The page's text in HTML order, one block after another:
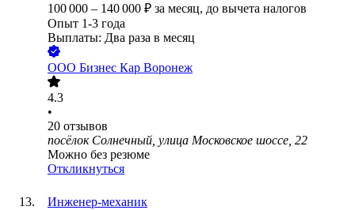
100 000 – 140 000 ₽ за месяц, до вычета налогов
Опыт 1-3 года
Выплаты: Два раза в месяц
ООО Бизнес Кар Воронеж
4.3
•
20 отзывов
посёлок Солнечный, улица Московское шоссе, 22
Можно без резюме
Откликнуться
Инженер-механик